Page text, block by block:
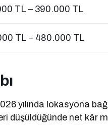
TL – 390.000 TL
TL – 480.000 TL
yılında lokasyona
düşüldüğünde net kâr